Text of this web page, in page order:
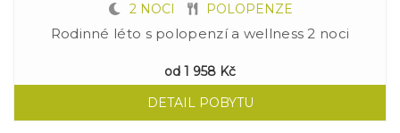
2 NOCI POLOPENZE
Rodinné léto s polopenzí a wellness 2 noci
od 1 958 Kč
DETAIL POBYTU